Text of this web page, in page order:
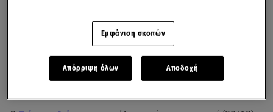
Εμφάνιση σκοπών
Απόρριψη όλων Αποδοχή